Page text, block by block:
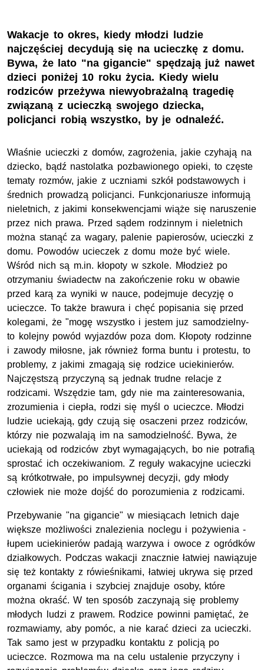
Wakacje to okres, kiedy młodzi ludzie
najczęściej decydują się na ucieczkę z domu.
Bywa, że lato "na gigancie" spędzają już nawet
dzieci poniżej 10 roku życia. Kiedy wielu
rodziców przeżywa niewyobrażalną tragedię
związaną z ucieczką swojego dziecka,
policjanci robią wszystko, by je odnaleźć.
Właśnie ucieczki z domów, zagrożenia, jakie czyhają na
dziecko, bądź nastolatka pozbawionego opieki, to częste
tematy rozmów, jakie z uczniami szkół podstawowych i
średnich prowadzą policjanci. Funkcjonariusze informują
nieletnich, z jakimi konsekwencjami wiąże się naruszenie
przez nich prawa. Przed sądem rodzinnym i nieletnich
można stanąć za wagary, palenie papierosów, ucieczki z
domu. Powodów ucieczek z domu może być wiele.
Wśród nich są m.in. kłopoty w szkole. Młodzież po
otrzymaniu świadectw na zakończenie roku w obawie
przed karą za wyniki w nauce, podejmuje decyzję o
ucieczce. To także brawura i chęć popisania się przed
kolegami, że "mogę wszystko i jestem juz samodzielny-
to kolejny powód wyjazdów poza dom. Kłopoty rodzinne
i zawody miłosne, jak również forma buntu i protestu, to
problemy, z jakimi zmagają się rodzice uciekinierów.
Najczęstszą przyczyną są jednak trudne relacje z
rodzicami. Wszędzie tam, gdy nie ma zainteresowania,
zrozumienia i ciepła, rodzi się myśl o ucieczce. Młodzi
ludzie uciekają, gdy czują się osaczeni przez rodziców,
którzy nie pozwalają im na samodzielność. Bywa, że
uciekają od rodziców zbyt wymagających, bo nie potrafią
sprostać ich oczekiwaniom. Z reguły wakacyjne ucieczki
są krótkotrwałe, po impulsywnej decyzji, gdy młody
człowiek nie może dojść do porozumienia z rodzicami.
Przebywanie "na gigancie" w miesiącach letnich daje
większe możliwości znalezienia noclegu i pożywienia -
łupem uciekinierów padają warzywa i owoce z ogródków
działkowych. Podczas wakacji znacznie łatwiej nawiązuje
się też kontakty z rówieśnikami, łatwiej ukrywa się przed
organami ścigania i szybciej znajduje osoby, które
można okraść. W ten sposób zaczynają się problemy
młodych ludzi z prawem. Rodzice powinni pamiętać, że
rozmawiamy, aby pomóc, a nie karać dzieci za ucieczki.
Tak samo jest w przypadku kontaktu z policją po
ucieczce. Rozmowa ma na celu ustalenie przyczyny i